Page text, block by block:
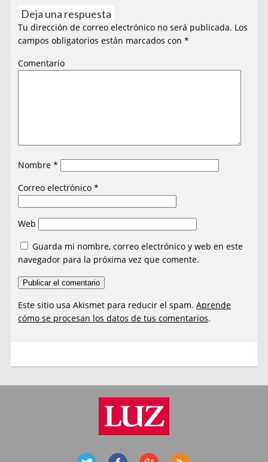
Deja una respuesta
Tu dirección de correo electrónico no será publicada. Los
campos obligatorios están marcados con*
Comentario
Nombre*
Correo electrónico*
Web
Guarda mi nombre, correo electrónico y web en este
navegador para la próxima vez que comente.
Este sitio usa Akismet para reducir el spam.Aprende
cómo se procesan los datos de tus comentarios.